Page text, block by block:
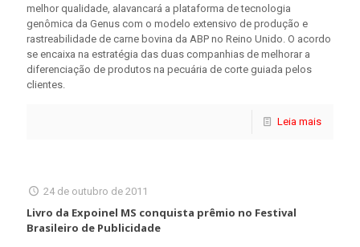
melhor qualidade, alavancará a plataforma de tecnologia
genômica da Genus com o modelo extensivo de produção e
rastreabilidade de carne bovina da ABP no Reino Unido. O acordo
se encaixa na estratégia das duas companhias de melhorar a
diferenciação de produtos na pecuária de corte guiada pelos
clientes.
Leia mais
24 de outubro de 2011
Livro da Expoinel MS conquista prêmio no Festival
Brasileiro de Publicidade